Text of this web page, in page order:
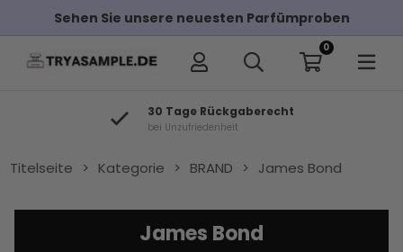
Sehen Sie unsere neuesten Parfümproben
0
30 Tage Rückgaberecht
bei Unzufriedenheit
Titelseite > Kategorie > BRAND > James Bond
James Bond